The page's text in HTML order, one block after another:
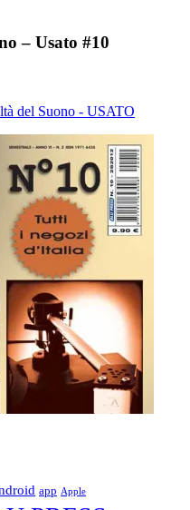
– Usato #10
del Suono - USATO
app Apple